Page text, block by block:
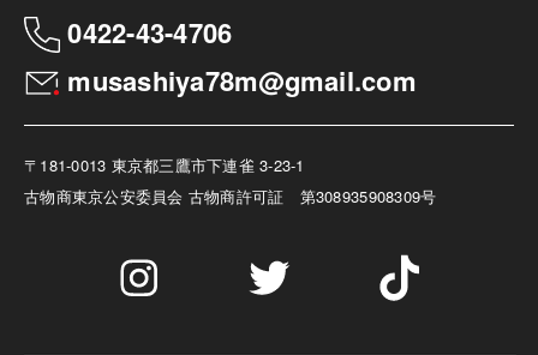
0422-43-4706
musashiya78m@gmail.com
〒181-0013 東京都三鷹市下連雀 3-23-1
古物商東京公安委員会 古物商許可証 第308935908309号